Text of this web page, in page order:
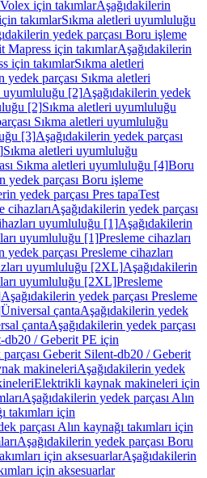
için takımlarAşağıdakilerin
takımlarSıkma aletleri uyumluluğu
yedek parçası Boru işleme
Mapress için takımlarAşağıdakilerin
için takımlarSıkma aletleri
yedek parçası Sıkma aletleri
uyumluluğu [2]Aşağıdakilerin yedek
[2]Sıkma aletleri uyumluluğu
Sıkma aletleri uyumluluğu
[3]Aşağıdakilerin yedek parçası
Sıkma aletleri uyumluluğu
Sıkma aletleri uyumluluğu [4]Boru
yedek parçası Boru işleme
yedek parçası Pres tapaTest
cihazlarıAşağıdakilerin yedek parçası
uyumluluğu [1]Aşağıdakilerin
uyumluluğu [1]Presleme cihazları
yedek parçası Presleme cihazları
uyumluluğu [2XL]Aşağıdakilerin
uyumluluğu [2XL]Presleme
Aşağıdakilerin yedek parçası Presleme
Üniversal çantaAşağıdakilerin yedek
çantaAşağıdakilerin yedek parçası
db20 / Geberit PE için
Geberit Silent-db20 / Geberit
makineleriAşağıdakilerin yedek
Elektrikli kaynak makineleri için
Aşağıdakilerin yedek parçası Alın
takımları için
parçası Alın kaynağı takımları için
Aşağıdakilerin yedek parçası Boru
için aksesuarlarAşağıdakilerin
için aksesuarlar